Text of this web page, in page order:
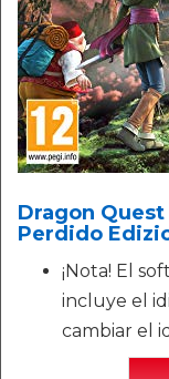
Dragon Quest
Perdido
¡Nota! El
incluye el
cambiar el